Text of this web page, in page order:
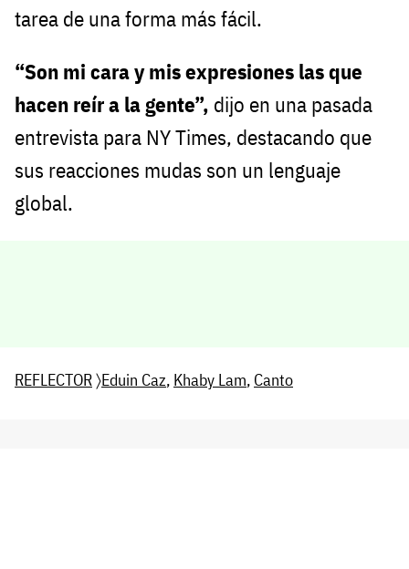
tarea de una forma más fácil.
“Son mi cara y mis expresiones las que
hacen reír a la gente”, dijo en una pasada
entrevista para NY Times, destacando que
sus reacciones mudas son un lenguaje
global.
REFLECTOR〉Eduin Caz, Khaby Lam, Canto